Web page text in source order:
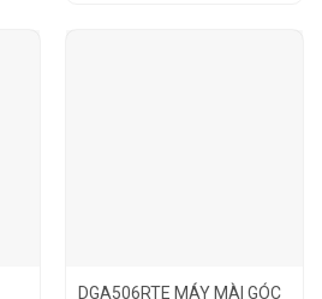
DGA506RTE MÁY MÀI GÓC